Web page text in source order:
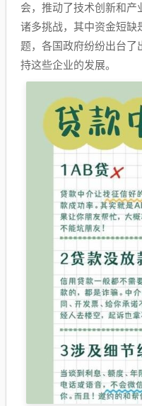
会，推动了技术创新和产
诸多挑战，其中资金短缺
题，各国政府纷纷出台了
持这些企业的发展。